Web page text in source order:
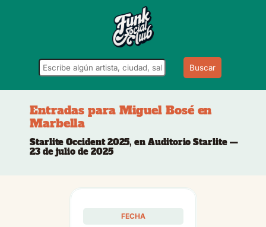
Buscar
Entradas para Miguel Bosé en
Marbella
Starlite Occident 2025, en Auditorio Starlite —
23 de julio de 2025
FECHA